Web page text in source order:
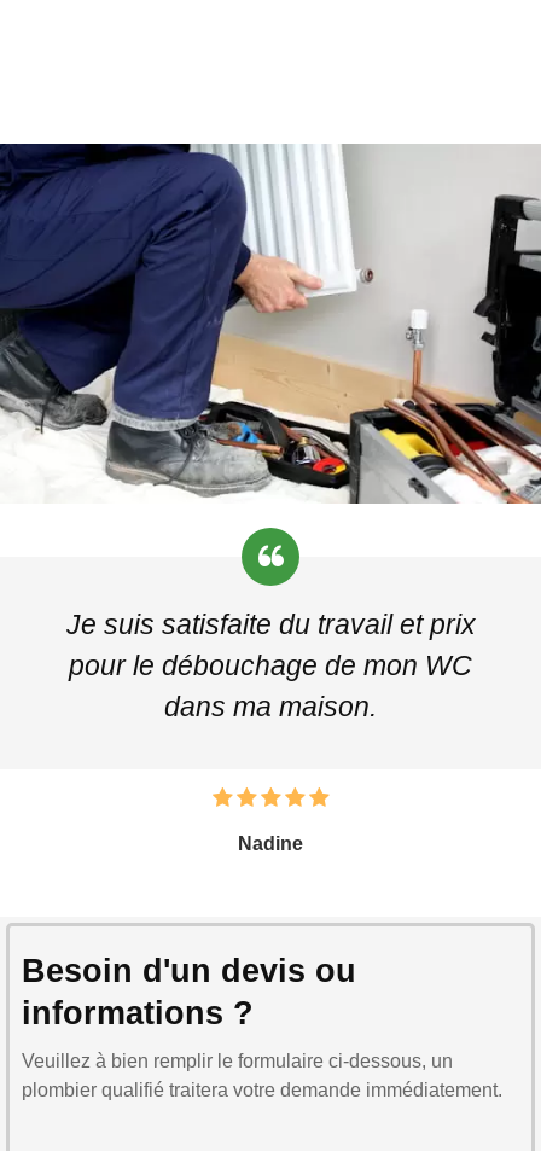
Je suis satisfaite du travail et prix
pour le débouchage de mon WC
dans ma maison.
Nadine
Besoin d'un devis ou
informations ?
Veuillez à bien remplir le formulaire ci-dessous, un
plombier qualifié traitera votre demande immédiatement.